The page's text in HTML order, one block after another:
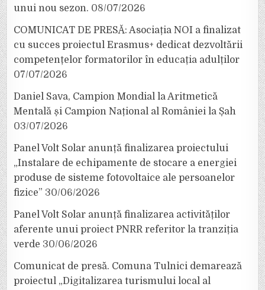
unui nou sezon. 08/07/2026
COMUNICAT DE PRESĂ: Asociația NOI a finalizat
cu succes proiectul Erasmus+ dedicat dezvoltării
competențelor formatorilor în educația adulților
07/07/2026
Daniel Sava, Campion Mondial la Aritmetică
Mentală și Campion Național al României la Șah
03/07/2026
Panel Volt Solar anunță finalizarea proiectului
„Instalare de echipamente de stocare a energiei
produse de sisteme fotovoltaice ale persoanelor
fizice” 30/06/2026
Panel Volt Solar anunță finalizarea activităților
aferente unui proiect PNRR referitor la tranziția
verde 30/06/2026
Comunicat de presă. Comuna Tulnici demarează
proiectul „Digitalizarea turismului local al